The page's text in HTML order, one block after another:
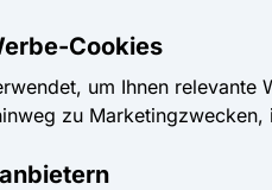
Cookies
um Ihnen
zu